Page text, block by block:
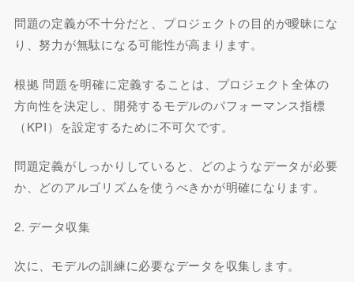
問題の定義が不十分だと、プロジェクトの目的が曖昧にな
り、努力が無駄になる可能性が高まります。
根拠 問題を明確に定義することは、プロジェクト全体の
方向性を決定し、開発するモデルのパフォーマンス指標
（KPI）を設定するために不可欠です。
問題定義がしっかりしていると、どのようなデータが必要
か、どのアルゴリズムを使うべきかが明確になります。
2. データ収集
次に、モデルの訓練に必要なデータを収集します。